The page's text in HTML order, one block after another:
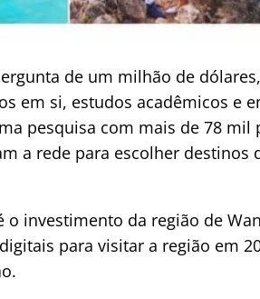
de um milhão de
em si, estudos acadêmicos e
pesquisa com mais de 78 mil
a rede para escolher destinos
o investimento da região de
para visitar a região em